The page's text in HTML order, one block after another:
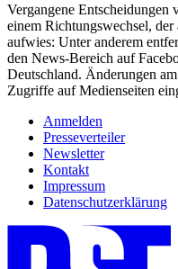
Vergangene Entscheidungen
einem Richtungswechsel,
aufwies: Unter anderem
den News-Bereich auf
Deutschland. Änderungen
Zugriffe auf Medienseiten
Anmelden
Presseverteiler
Newsletter
Kontakt
Impressum
Datenschutzerklärung